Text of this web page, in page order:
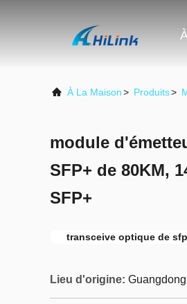
À La Maison> Produits>
module
SFP+ de 80KM,
SFP+
transceive optique de
Lieu d'origine: